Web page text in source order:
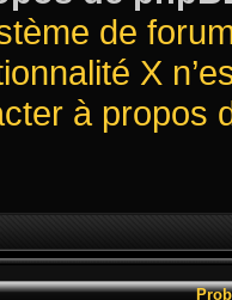
de
X
à propos